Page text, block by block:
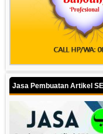
Jasa Pembuatan Artikel